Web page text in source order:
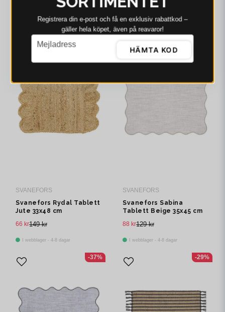
I webblager - 4-8 dagar I webblager - 4-8 dagar
SVANEFORS
Svanefors Rydal Tablett
Jute 33x48 cm
149 kr
66 kr
I webblager - 4-8 dagar
SVANEFORS
Svanefors Sabina
Tablett Beige 35x45 cm
129 kr
88 kr
I webblager - 4-8 dagar
-37% -29%
Registrera din e‑post och få en exklusiv rabattkod –
gäller hela köpet, även på reavaror!
email
Mejladress
HÄMTA KOD